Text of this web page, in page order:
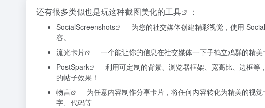
还有很多类似也是玩这种截图美化的工具 ：
SocialScreenshots
– 为您的社交媒体创建精彩视觉，使用
容。
流光卡片
– 一个能让你的信息在社交媒体一下子鹤立鸡群的精
PostSpark
– 利用可定制的背景、浏览器框架、宽高比、边框
的帖子效果！
物言
– 为任意内容制作分享卡片，将任何内容转化为精美的视
字、代码等